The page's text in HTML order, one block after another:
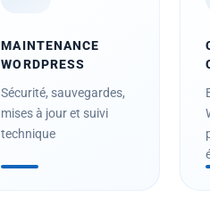
MAINTENANCE
WORDPRESS
Sécurité, sauvegardes,
mises à jour et suivi
technique